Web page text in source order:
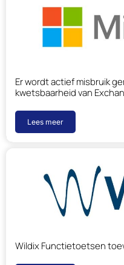
Er wordt actief misbruik
kwetsbaarheid van
Lees meer
Wildix Functietoetsen